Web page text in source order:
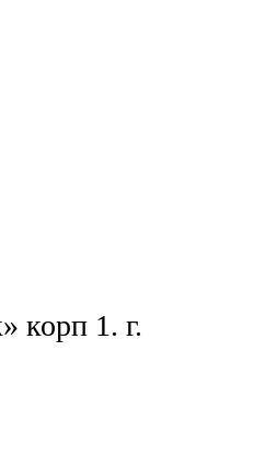
корп 1. г.